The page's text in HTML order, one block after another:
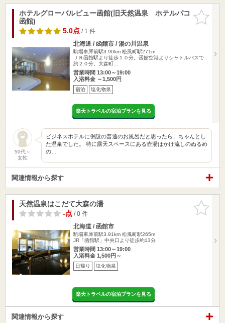
お気に入
りに追加
ホテルグローバルビュー函館(旧天然温泉 ホテルパコ
函館)
5.0点/ 1 件
北海道 / 函館市 / 湯の川温泉
駒場車庫前駅3.90km 松風町駅271m
ＪＲ函館駅より徒歩１０分。函館空港よりシャトルバスで
約２０分。大森町…
営業時間 13:00～19:00
入浴料金 ～1,500円
宿泊 塩化物泉
楽天トラベルの宿泊プランを見る
50代～
女性
ビジネスホテルに併設の普通のお風呂だと思ったら、ちゃんとし
た温泉でした。 特に露天スペースにある壺湯はかけ流しのぬるめ
の…
関連情報から探す
お気に入
りに追加
天然温泉はこだて大森の湯
-点/ 0 件
北海道 / 函館市
駒場車庫前駅3.91km 松風町駅265m
JR「函館駅」中央口より徒歩約13分
営業時間 13:00～19:00
入浴料金 1,500円～
日帰り 塩化物泉
楽天トラベルの宿泊プランを見る
関連情報から探す